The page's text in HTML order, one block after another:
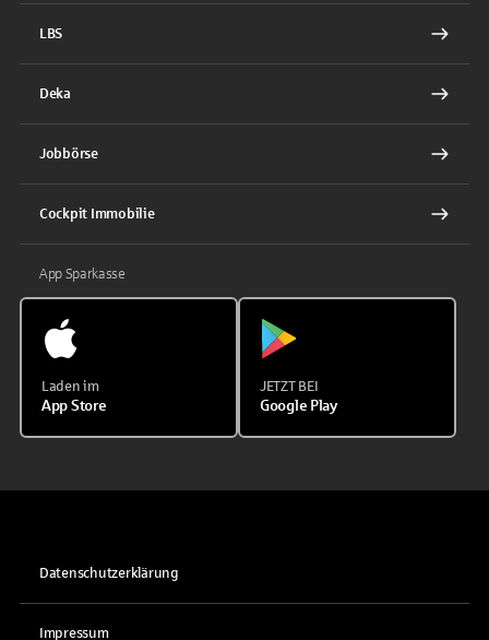
LBS
Deka
Jobbörse
Cockpit Immobilie
App Sparkasse
Laden im
App Store
JETZT BEI
Google Play
Datenschutzerklärung
Impressum